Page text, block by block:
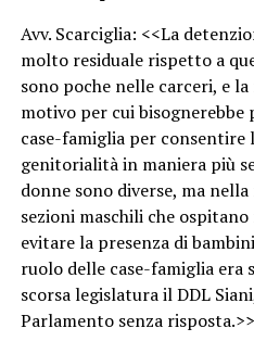
Avv. Scarciglia: <<La
molto residuale rispetto a
sono poche nelle carceri, e
motivo per cui
case-famiglia per consentire
genitorialità in maniera più
donne sono diverse, ma
sezioni maschili che
evitare la presenza di
ruolo delle case-famiglia
scorsa legislatura il DDL
Parlamento senza risposta.>>